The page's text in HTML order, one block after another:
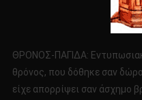
ΘΡΟΝΟΣ-ΠΑΓΙΔΑ:
θρόνος, που δόθηκε σαν
είχε απορρίψει σαν άσχημο